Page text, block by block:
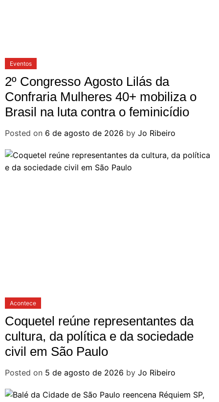
Eventos
2º Congresso Agosto Lilás da
Confraria Mulheres 40+ mobiliza o
Brasil na luta contra o feminicídio
Posted on 6 de agosto de 2026 by Jo Ribeiro
Acontece
Coquetel reúne representantes da
cultura, da política e da sociedade
civil em São Paulo
Posted on 5 de agosto de 2026 by Jo Ribeiro